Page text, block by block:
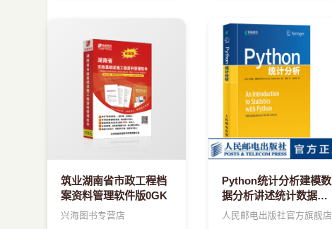
筑业湖南省市政工程档
案资料管理软件版0GK
兴海图书专营店
Python统计分析建模数
据分析讲述统计数据分
析与应用Springer"统
人民邮电出版社官方旗舰店